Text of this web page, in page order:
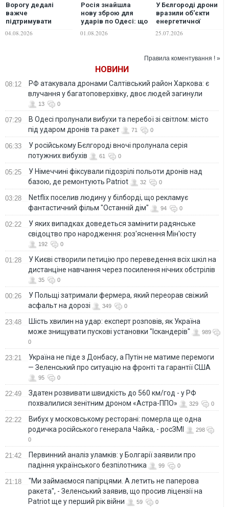
Ворогу дедалі
важче
підтримувати
Братчук розповів
04.08.2026
Росія знайшла
нову зброю для
ударів по Одесі: що
«Бандероль»
01.08.2026
У Бєлгороді дрони
вразили об'єкти
енергетичної
25.07.2026
Правила коментування ! »
НОВИНИ
08:12
РФ атакувала дронами Салтівський район Харкова: є
влучання у багатоповерхівку, двоє людей загинули
13 0
07:29
В Одесі пролунали вибухи та перебої зі світлом: місто
під ударом дронів та ракет
71 0
06:33
У російському Бєлгороді вночі пролунала серія
потужних вибухів
61 0
05:25
У Німеччині фіксували підозрілі польоти дронів над
базою, де ремонтують Patriot
32 0
03:28
Netflix поселив людину у білборді, що рекламує
фантастичний фільм "Останній дім"
94 0
02:22
У яких випадках доведеться замінити радянське
свідоцтво про народження: роз'яснення Мін'юсту
192 0
01:28
У Києві створили петицію про переведення всіх шкіл на
дистанціне навчання через посилення нічних обстрілів
35 0
00:26
У Польщі затримали фермера, який переорав свіжий
асфальт на дорозі
349 0
23:48
Шість хвилин на удар: експерт розповів, як Україна
може знищувати пускові установки "Іскандерів"
989
0
23:21
Україна не піде з Донбасу, а Путін не матиме перемоги
— Зеленський про ситуацію на фронті та гарантії США
95 0
22:49
Здатен розвивати швидкість до 560 км/год - у РФ
похвалилися зенітним дроном «Астра-ППО»
329 0
22:22
Вибух у московському ресторані: померла ще одна
родичка російського генерала Чайка, - росЗМІ
298
0
21:42
Первинний аналіз уламків: у Болгарії заявили про
падіння українського безпілотника
99 0
21:18
"Ми займаємося папірцями. А летить не паперова
ракета", - Зеленський заявив, що просив ліцензії на
Patriot ще у перший рік війни
59 0